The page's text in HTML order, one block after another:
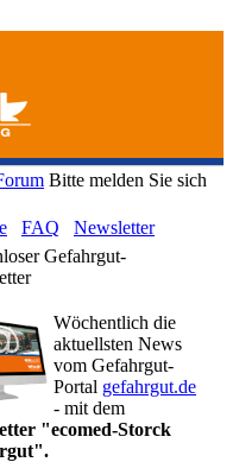
Bitte melden Sie sich
FAQ Newsletter
Gefahrgut-
Wöchentlich die
aktuellsten News
vom Gefahrgut-
Portal gefahrgut.de
- mit dem
"ecomed-Storck